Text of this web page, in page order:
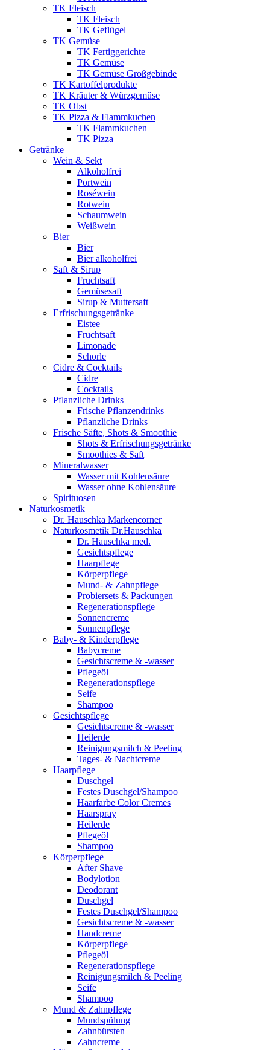
TK Fleisch
TK Fleisch
TK Geflügel
TK Gemüse
TK Fertiggerichte
TK Gemüse
TK Gemüse Großgebinde
TK Kartoffelprodukte
TK Kräuter & Würzgemüse
TK Obst
TK Pizza & Flammkuchen
TK Flammkuchen
TK Pizza
Getränke
Wein & Sekt
Alkoholfrei
Portwein
Roséwein
Rotwein
Schaumwein
Weißwein
Bier
Bier
Bier alkoholfrei
Saft & Sirup
Fruchtsaft
Gemüsesaft
Sirup & Muttersaft
Erfrischungsgetränke
Eistee
Fruchtsaft
Limonade
Schorle
Cidre & Cocktails
Cidre
Cocktails
Pflanzliche Drinks
Frische Pflanzendrinks
Pflanzliche Drinks
Frische Säfte, Shots & Smoothie
Shots & Erfrischungsgetränke
Smoothies & Saft
Mineralwasser
Wasser mit Kohlensäure
Wasser ohne Kohlensäure
Spirituosen
Naturkosmetik
Dr. Hauschka Markencorner
Naturkosmetik Dr.Hauschka
Dr. Hauschka med.
Gesichtspflege
Haarpflege
Körperpflege
Mund- & Zahnpflege
Probiersets & Packungen
Regenerationspflege
Sonnencreme
Sonnenpflege
Baby- & Kinderpflege
Babycreme
Gesichtscreme & -wasser
Pflegeöl
Regenerationspflege
Seife
Shampoo
Gesichtspflege
Gesichtscreme & -wasser
Heilerde
Reinigungsmilch & Peeling
Tages- & Nachtcreme
Haarpflege
Duschgel
Festes Duschgel/Shampoo
Haarfarbe Color Cremes
Haarspray
Heilerde
Pflegeöl
Shampoo
Körperpflege
After Shave
Bodylotion
Deodorant
Duschgel
Festes Duschgel/Shampoo
Gesichtscreme & -wasser
Handcreme
Körperpflege
Pflegeöl
Regenerationspflege
Reinigungsmilch & Peeling
Seife
Shampoo
Mund & Zahnpflege
Mundspülung
Zahnbürsten
Zahncreme